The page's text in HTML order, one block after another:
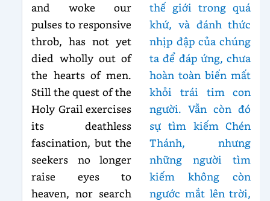
and woke our
pulses to responsive
throb, has not yet
died wholly out of
the hearts of men.
Still the quest of the
Holy Grail exercises
its deathless
fascination, but the
seekers no longer
raise eyes to
heaven, nor search
thế giới trong quá
khứ, và đánh thức
nhịp đập của chúng
ta để đáp ứng, chưa
hoàn toàn biến mất
khỏi trái tim con
người. Vẫn còn đó
sự tìm kiếm Chén
Thánh, nhưng
những người tìm
kiếm không còn
ngước mắt lên trời,